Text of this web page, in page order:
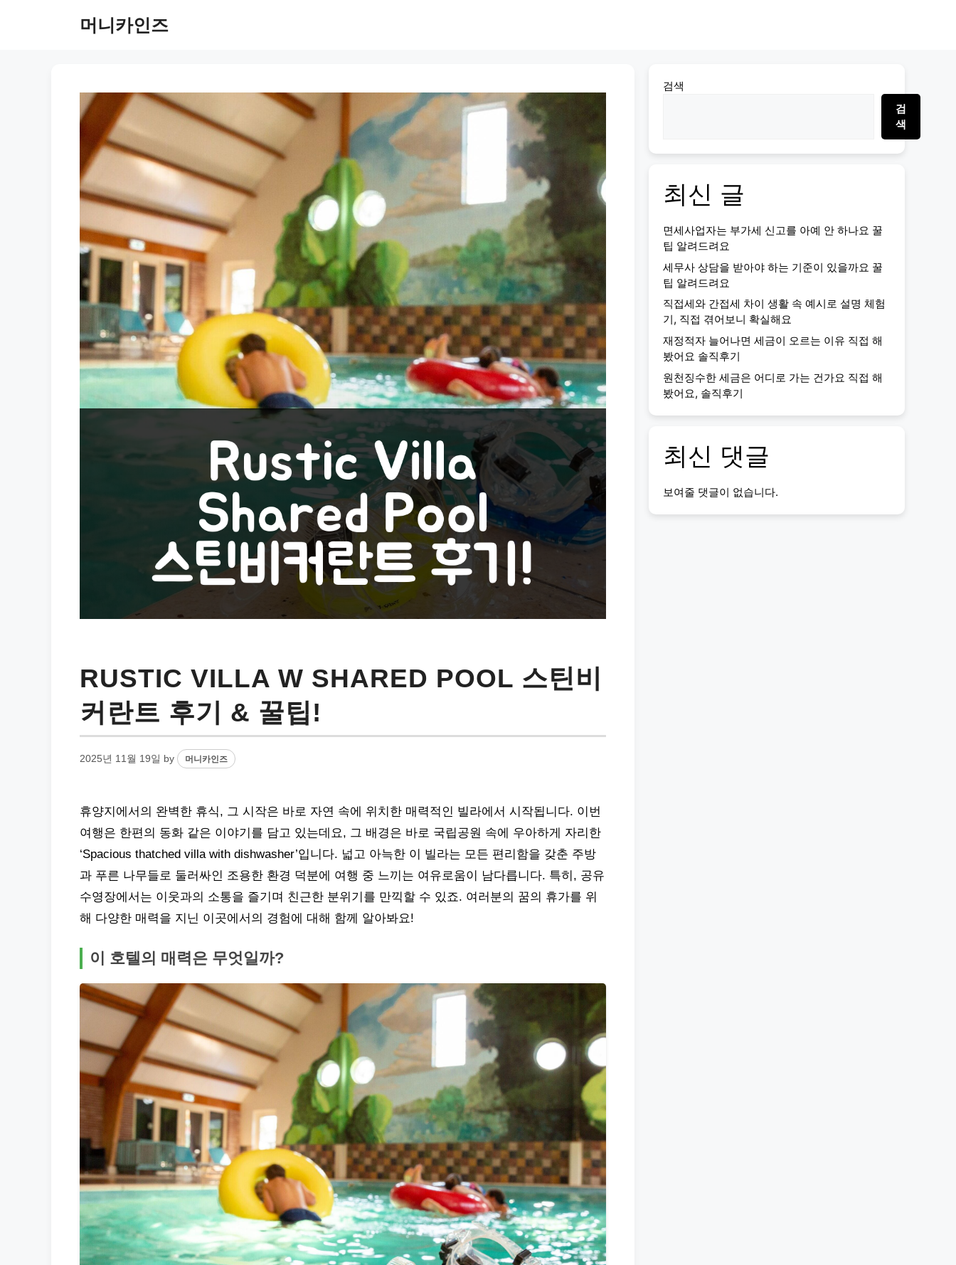
머니카인즈
RUSTIC VILLA W SHARED POOL 스틴비
커란트 후기 & 꿀팁!
2025년 11월 19일 by 머니카인즈
휴양지에서의 완벽한 휴식, 그 시작은 바로 자연 속에 위치한 매력적인 빌라에서 시작됩니다. 이번
여행은 한편의 동화 같은 이야기를 담고 있는데요, 그 배경은 바로 국립공원 속에 우아하게 자리한
‘Spacious thatched villa with dishwasher’입니다. 넓고 아늑한 이 빌라는 모든 편리함을 갖춘 주방
과 푸른 나무들로 둘러싸인 조용한 환경 덕분에 여행 중 느끼는 여유로움이 남다릅니다. 특히, 공유
수영장에서는 이웃과의 소통을 즐기며 친근한 분위기를 만끽할 수 있죠. 여러분의 꿈의 휴가를 위
해 다양한 매력을 지닌 이곳에서의 경험에 대해 함께 알아봐요!
이 호텔의 매력은 무엇일까?
검색
검
색
최신 글
면세사업자는 부가세 신고를 아예 안 하나요 꿀
팁 알려드려요
세무사 상담을 받아야 하는 기준이 있을까요 꿀
팁 알려드려요
직접세와 간접세 차이 생활 속 예시로 설명 체험
기, 직접 겪어보니 확실해요
재정적자 늘어나면 세금이 오르는 이유 직접 해
봤어요 솔직후기
원천징수한 세금은 어디로 가는 건가요 직접 해
봤어요, 솔직후기
최신 댓글
보여줄 댓글이 없습니다.